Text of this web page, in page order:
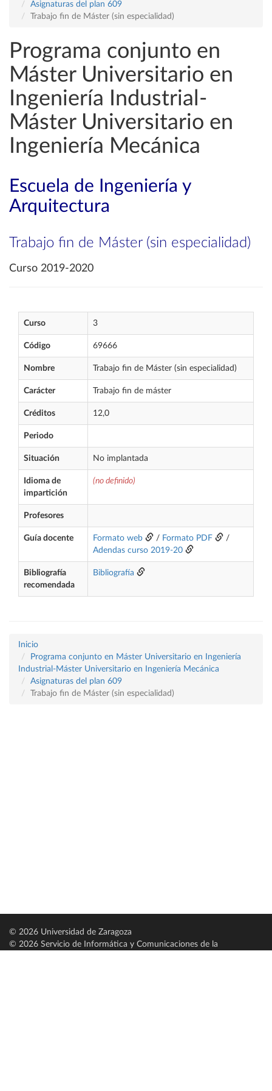
Asignaturas del plan 609
Trabajo fin de Máster (sin especialidad)
Programa conjunto en
Máster Universitario en
Ingeniería Industrial-
Máster Universitario en
Ingeniería Mecánica
Escuela de Ingeniería y
Arquitectura
Trabajo fin de Máster (sin especialidad)
Curso 2019-2020
Curso 3
Código 69666
Nombre Trabajo fin de Máster (sin especialidad)
Carácter Trabajo fin de máster
Créditos 12,0
Periodo
Situación No implantada
Idioma de
impartición
(no definido)
Profesores
Guía docente Formato web / Formato PDF
/
Adendas curso 2019-20
Bibliografía
recomendada
Bibliografía
Inicio
Programa conjunto en Máster Universitario en Ingeniería
Industrial-Máster Universitario en Ingeniería Mecánica
Asignaturas del plan 609
Trabajo fin de Máster (sin especialidad)
© 2026 Universidad de Zaragoza
© 2026 Servicio de Informática y Comunicaciones de la